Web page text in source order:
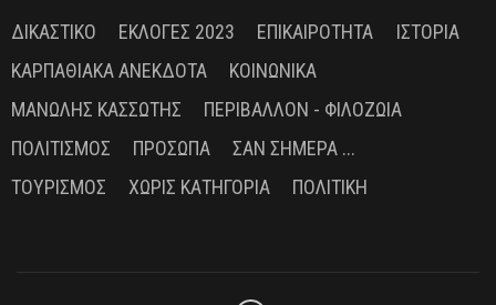
ΔΙΚΑΣΤΙΚΌ
ΕΚΛΟΓΈΣ 2023 ΕΠΙΚΑΙΡΌΤΗΤΑ
ΙΣΤΟΡΊΑ
ΚΑΡΠΑΘΙΑΚΆ ΑΝΈΚΔΟΤΑ
ΚΟΙΝΩΝΙΚΆ
ΜΑΝΏΛΗΣ ΚΑΣΣΏΤΗΣ
ΠΕΡΙΒΆΛΛΟΝ - ΦΙΛΟΖΩΊΑ
ΠΟΛΙΤΙΣΜΌΣ
ΠΡΌΣΩΠΑ
ΣΑΝ ΣΉΜΕΡΑ ...
ΤΟΥΡΙΣΜΌΣ
ΧΩΡΊΣ ΚΑΤΗΓΟΡΊΑ ΠΟΛΙΤΙΚΉ